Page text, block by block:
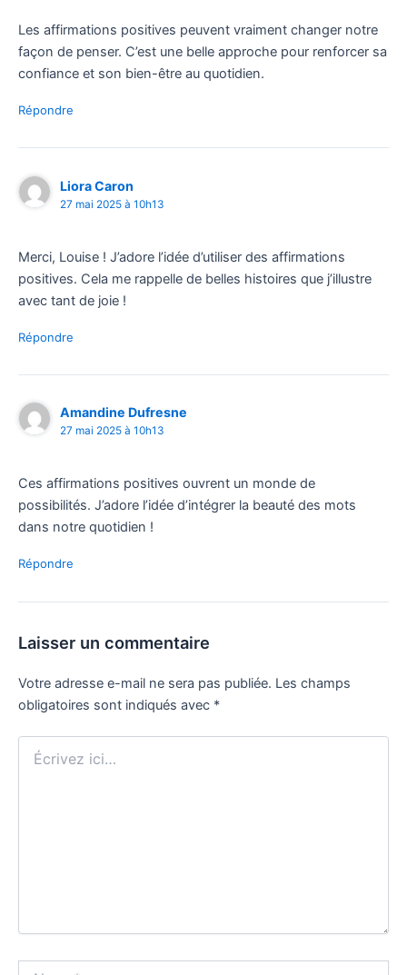
Les affirmations positives peuvent vraiment changer notre
façon de penser. C’est une belle approche pour renforcer sa
confiance et son bien-être au quotidien.
Répondre
Liora Caron
27 mai 2025 à 10h13
Merci, Louise ! J’adore l’idée d’utiliser des affirmations
positives. Cela me rappelle de belles histoires que j’illustre
avec tant de joie !
Répondre
Amandine Dufresne
27 mai 2025 à 10h13
Ces affirmations positives ouvrent un monde de
possibilités. J’adore l’idée d’intégrer la beauté des mots
dans notre quotidien !
Répondre
Laisser un commentaire
Votre adresse e-mail ne sera pas publiée. Les champs
obligatoires sont indiqués avec *
Écrivez
ici…